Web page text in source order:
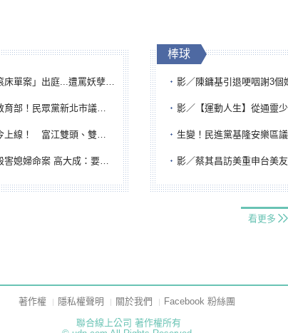
庭...遭罵妖孽下地獄 張淑娟批：舌頭殺人有罪
新北市議員參選人提出校園反毒防線升級政見
富江雙頭、雙一、人頭氣球全登場
案 高大成：要害殺多刀顯示怨恨深
棒球
影／陳鏞基引退哽咽謝3個媽媽 最大
影／【運動人生】從通靈少女到無任所大使 劉柏君
生變！民進黨基隆安樂區議員提名人黃永翔突
影／蔡其昌訪美重申台美友誼 擔任MLB大
看更多
著作權 隱私權聲明 關於我們
Facebook 粉絲團
聯合線上公司 著作權所有